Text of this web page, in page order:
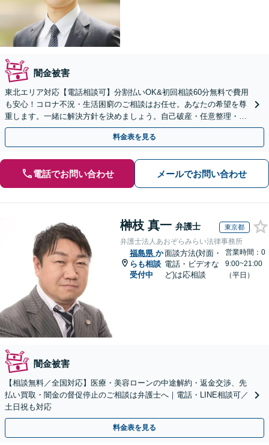
闇金被害
東北エリア対応【電話相談可】分割払いOK&初回相談60分無料で費用
も安心！コロナ不況・生活困窮のご相談はお任せ。あなたの希望を尊
重します。一緒に解決方針を決めましょう。自己破産・任意整理・個
人再生・時効の援用など実績多数【完全個室】
料金表を見る
電話でお問い合わせ メールでお問い合わせ
榊枝 真一 弁護士 東京都
弁護士法人あおぞらみらい法律事務所
福島県 か
らも相談
受付中
面談方法(対面・
電話・ビデオな
ど)は応相談
営業時間：0
9:00~21:00
（平日）
闇金被害
【相談無料／全国対応】医療・美容ローンの中途解約・返金交渉、先
払い買取・闇金の督促停止のご相談は弁護士へ｜電話・LINE相談可／
土日祝も対応
料金表を見る